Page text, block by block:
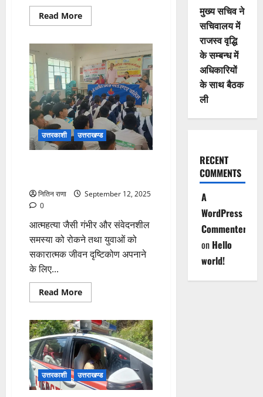
Read MoreRead
more
को
नियमित
डोर-
टू-
डोर
कूड़ा
कलेक्शन
का
निर्देश
उत्तरकाशी उत्तराखण्ड
नितिन राणा
September 12, 2025
0
आत्महत्या जैसी गंभीर और संवेदनशील
समस्या को रोकने तथा युवाओं को
सकारात्मक जीवन दृष्टिकोण अपनाने
के लिए...
Read MoreRead
more
जीवन
को
बचाने
का
संकल्प,
आत्महत्या
रोकथाम
दिवस
पर
उत्तरकाशी उत्तराखण्ड
मुख्य सचिव ने
सचिवालय में
राजस्व वृद्धि
के सम्बन्ध में
अधिकारियों
के साथ बैठक
ली
RECENT
COMMENTS
A
WordPress
Commenter
on Hello
world!